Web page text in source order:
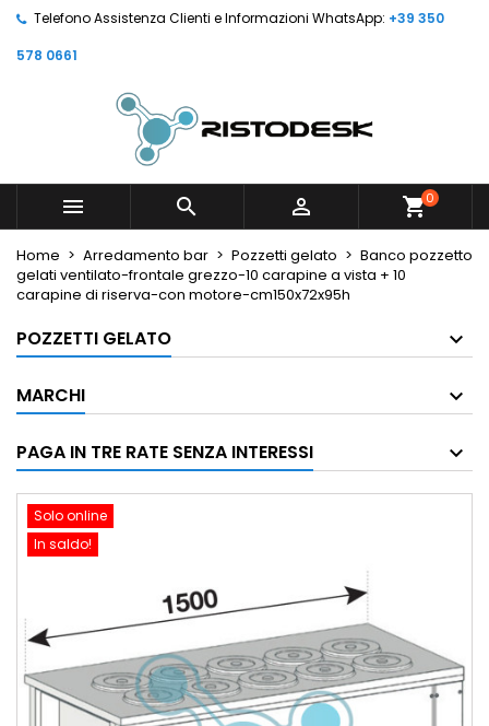
Telefono Assistenza Clienti e Informazioni WhatsApp: +39 350
578 0661
   shopping_cart0
Home Arredamento bar Pozzetti gelato
Banco pozzetto
gelati ventilato-frontale grezzo-10 carapine a vista + 10
carapine di riserva-con motore-cm150x72x95h
POZZETTI GELATO
MARCHI
PAGA IN TRE RATE SENZA INTERESSI
Solo online
In saldo!